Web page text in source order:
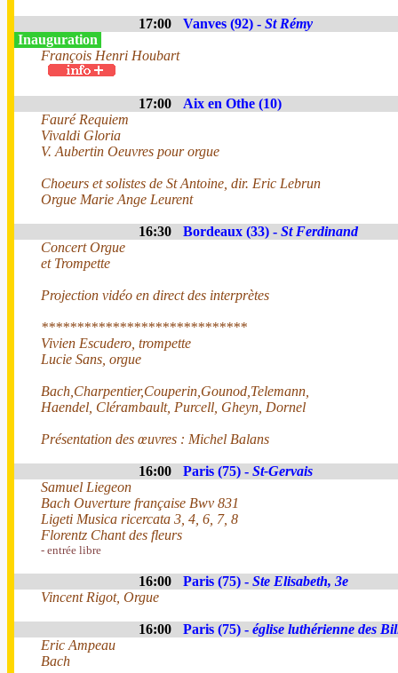
17:00 Vanves (92) - St Rémy
Inauguration
François Henri Houbart
17:00
Aix en Othe (10)
Fauré Requiem
Vivaldi Gloria
V. Aubertin Oeuvres pour orgue
Choeurs et solistes de St Antoine, dir. Eric Lebrun
Orgue Marie Ange Leurent
16:30 Bordeaux (33) - St Ferdinand
Concert Orgue
et Trompette
Projection vidéo en direct des interprètes
*****************************
Vivien Escudero, trompette
Lucie Sans, orgue
Bach,Charpentier,Couperin,Gounod,Telemann,
Haendel, Clérambault, Purcell, Gheyn, Dornel
Présentation des œuvres : Michel Balans
16:00 Paris (75) - St-Gervais
Samuel Liegeon
Bach Ouverture française Bwv 831
Ligeti Musica ricercata 3, 4, 6, 7, 8
Florentz Chant des fleurs
- entrée libre
16:00 Paris (75) - Ste Elisabeth, 3e
Vincent Rigot, Orgue
16:00 Paris (75) - église luthérienne des
Eric Ampeau
Bach